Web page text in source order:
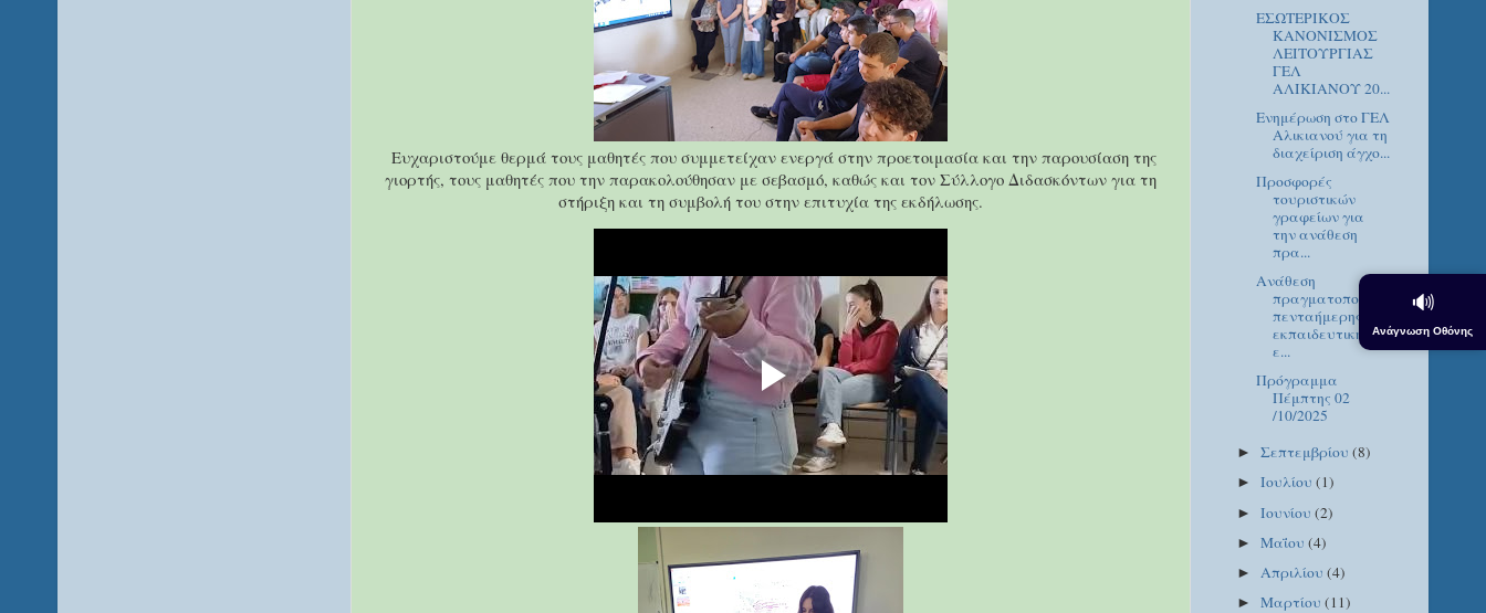
🔊
Ανάγνωση Οθόνης
Ευχαριστούμε θερμά τους μαθητές που συμμετείχαν ενεργά στην προετοιμασία και την παρουσίαση της
γιορτής, τους μαθητές που την παρακολούθησαν με σεβασμό, καθώς και τον Σύλλογο Διδασκόντων για τη
στήριξη και τη συμβολή του στην επιτυχία της εκδήλωσης.
ΕΣΩΤΕΡΙΚΟΣ
ΚΑΝΟΝΙΣΜΟΣ
ΛΕΙΤΟΥΡΓΙΑΣ
ΓΕΛ
ΑΛΙΚΙΑΝΟΥ 20...
Ενημέρωση στο ΓΕΛ
Αλικιανού για τη
διαχείριση άγχο...
Προσφορές
τουριστικών
γραφείων για
την ανάθεση
πρα...
Ανάθεση
πραγματοποίσης
πενταήμερης
εκπαιδευτικής
ε...
Πρόγραμμα
Πέμπτης 02
/10/2025
►Σεπτεμβρίου(8)
►Ιουλίου(1)
►Ιουνίου(2)
►Μαΐου(4)
► Απριλίου(4)
►Μαρτίου(11)